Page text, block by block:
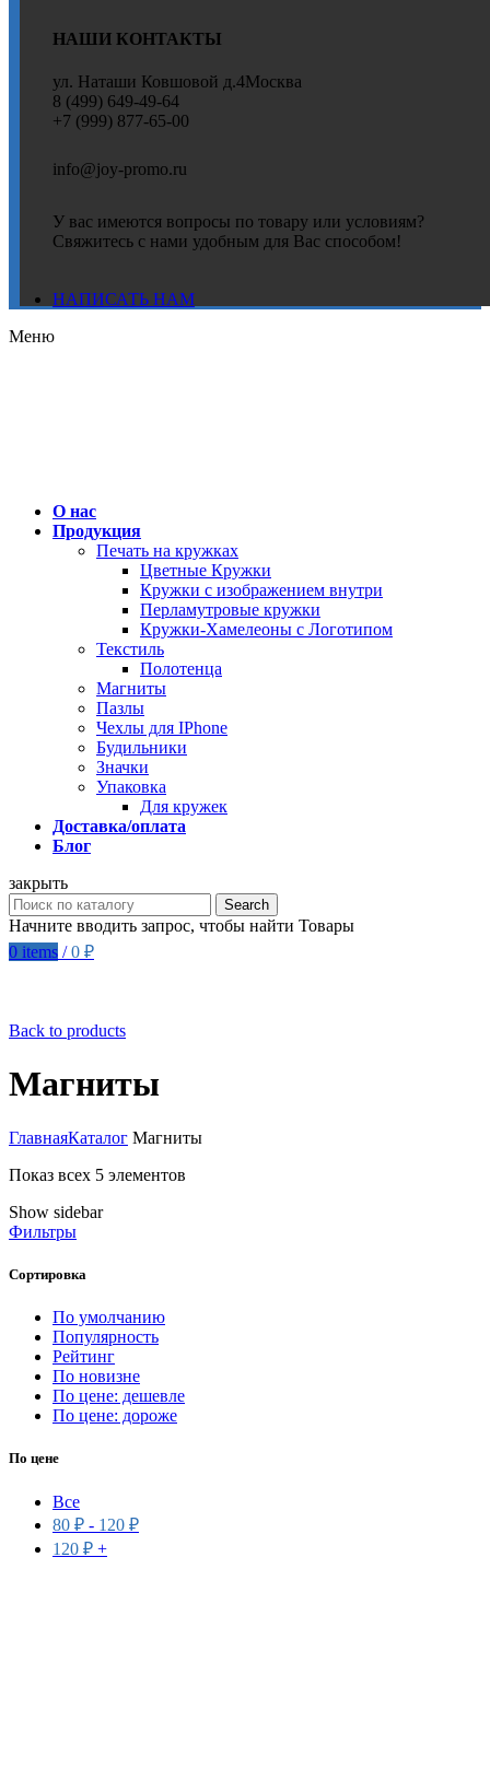
НАШИ КОНТАКТЫ
ул. Наташи Ковшовой д.4Москва
8 (499) 649-49-64
+7 (999) 877-65-00
info@joy-promo.ru
У вас имеются вопросы по товару или условиям?
Свяжитесь с нами удобным для Вас способом!
НАПИСАТЬ НАМ
Меню
О нас
Продукция
Печать на кружках
Цветные Кружки
Кружки с изображением внутри
Перламутровые кружки
Кружки-Хамелеоны с Логотипом
Текстиль
Полотенца
Магниты
Пазлы
Чехлы для IPhone
Будильники
Значки
Упаковка
Для кружек
Доставка/оплата
Блог
закрыть
Search
Начните вводить запрос, чтобы найти Товары
0 items / 0 ₽
Back to products
Магниты
ГлавнаяКаталог Магниты
Показ всех 5 элементов
Show sidebar
Фильтры
Сортировка
По умолчанию
Популярность
Рейтинг
По новизне
По цене: дешевле
По цене: дороже
По цене
Все
80 ₽ - 120 ₽
120 ₽ +